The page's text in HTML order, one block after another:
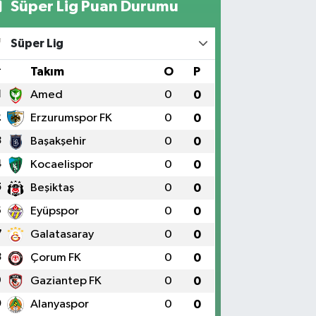
Süper Lig Puan Durumu
Süper Lig
Takım O P
Amed 0 0
Erzurumspor FK 0 0
Başakşehir 0 0
Kocaelispor 0 0
Beşiktaş 0 0
Eyüpspor 0 0
Galatasaray 0 0
Çorum FK 0 0
Gaziantep FK 0 0
Alanyaspor 0 0